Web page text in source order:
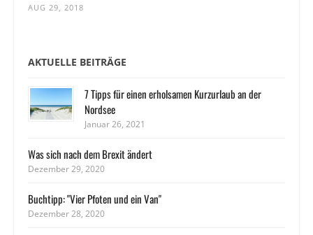
AUG 29, 2018
AKTUELLE BEITRÄGE
7 Tipps für einen erholsamen Kurzurlaub an der
Nordsee
Januar 26, 2021
Was sich nach dem Brexit ändert
Dezember 29, 2020
Buchtipp: "Vier Pfoten und ein Van"
Dezember 28, 2020